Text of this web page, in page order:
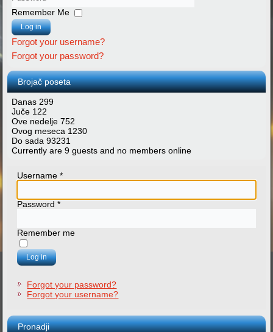
Remember Me
Log in
Forgot your username?
Forgot your password?
Brojač poseta
Danas 299
Juče 122
Ove nedelje752
Ovog meseca 1230
Do sada93231
Currently are 9 guests and no members online
Username*
Password *
Remember me
Log in
Forgot your password?
Forgot your username?
Pronadji